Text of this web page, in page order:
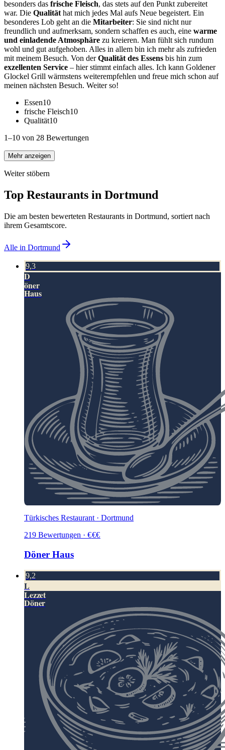
besonders das frische Fleisch, das stets auf den Punkt zubereitet
war. Die Qualität hat mich jedes Mal aufs Neue begeistert. Ein
besonderes Lob geht an die Mitarbeiter: Sie sind nicht nur
freundlich und aufmerksam, sondern schaffen es auch, eine warme
und einladende Atmosphäre zu kreieren. Man fühlt sich rundum
wohl und gut aufgehoben. Alles in allem bin ich mehr als zufrieden
mit meinem Besuch. Von derQualität des Essens bis hin zum
exzellenten Service – hier stimmt einfach alles. Ich kann Goldener
Glockel Grill wärmstens weiterempfehlen und freue mich schon auf
meinen nächsten Besuch. Weiter so!
Essen10
frische Fleisch10
Qualität10
1–10 von 28 Bewertungen
Mehr anzeigen
Weiter stöbern
Top Restaurants in Dortmund
Die am besten bewerteten Restaurants in Dortmund, sortiert nach
ihrem Gesamtscore.
Alle in Dortmund
9,3
D
öner
Haus
Türkisches Restaurant · Dortmund
219 Bewertungen · €€€
Döner Haus
9,2
L
Lezzet
Döner